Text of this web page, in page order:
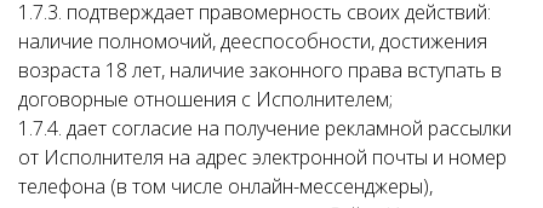
1.7.3. подтверждает правомерность своих действий:
наличие полномочий, дееспособности, достижения
возраста 18 лет, наличие законного права вступать в
договорные отношения с Исполнителем;
1.7.4. дает согласие на получение рекламной рассылки
от Исполнителя на адрес электронной почты и номер
телефона (в том числе онлайн-мессенджеры),